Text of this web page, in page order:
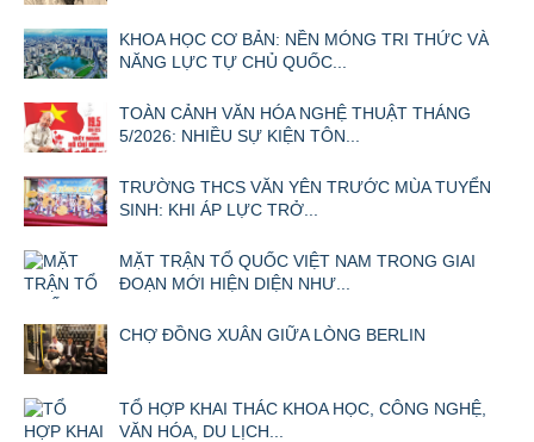
KHOA HỌC CƠ BẢN: NỀN MÓNG TRI THỨC VÀ
NĂNG LỰC TỰ CHỦ QUỐC...
TOÀN CẢNH VĂN HÓA NGHỆ THUẬT THÁNG
5/2026: NHIỀU SỰ KIỆN TÔN...
TRƯỜNG THCS VĂN YÊN TRƯỚC MÙA TUYỂN
SINH: KHI ÁP LỰC TRỞ...
MẶT TRẬN TỔ QUỐC VIỆT NAM TRONG GIAI
ĐOẠN MỚI HIỆN DIỆN NHƯ...
CHỢ ĐỒNG XUÂN GIỮA LÒNG BERLIN
TỔ HỢP KHAI THÁC KHOA HỌC, CÔNG NGHỆ,
VĂN HÓA, DU LỊCH...